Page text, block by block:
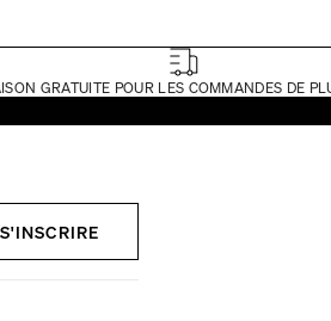
GRATUITE POUR LES COMMANDES DE
S'INSCRIRE